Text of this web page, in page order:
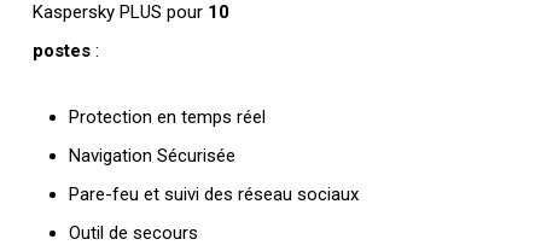
Kaspersky PLUS pour 10
postes:
Protection en temps réel
Navigation Sécurisée
Pare-feu et suivi des réseau sociaux
Outil de secours